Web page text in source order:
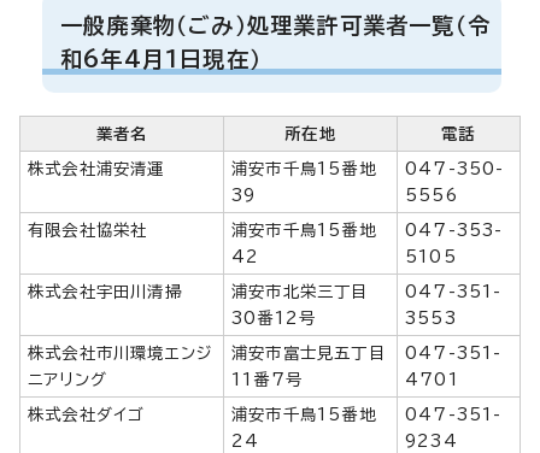
一般廃棄物（ごみ）処理業許可業者一覧（令
和6年4月1日現在）
業者名 所在地 電話
株式会社浦安清運
浦安市千鳥15番地
39
047-350-
5556
有限会社協栄社
浦安市千鳥15番地
42
047-353-
5105
株式会社宇田川清掃
浦安市北栄三丁目
30番12号
047-351-
3553
株式会社市川環境エンジ
ニアリング
浦安市富士見五丁目
11番7号
047-351-
4701
株式会社ダイゴ
浦安市千鳥15番地
24
047-351-
9234